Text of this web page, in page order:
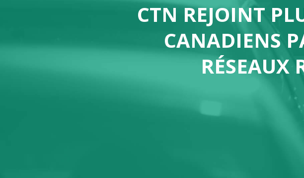
CTN REJOINT
CANADIENS
RÉSEAUX